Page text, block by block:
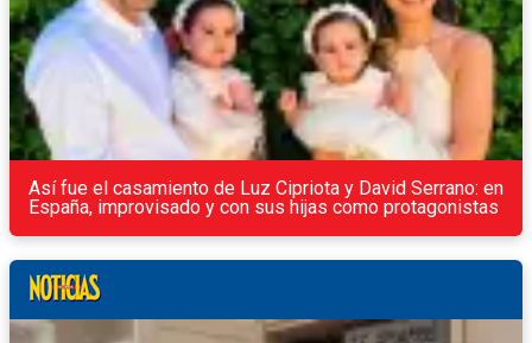
Así fue el casamiento de Luz Cipriota y David Serrano: en
España, improvisado y con sus hijas como protagonistas